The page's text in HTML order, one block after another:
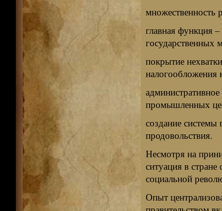
множественность
главная функция
государственных
покрытие
налогообложения
промышленных
создание системы
продовольствия.
Несмотря на
ситуация в
социальной
Опыт